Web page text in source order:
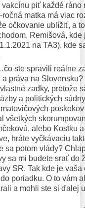
piť každé
matka má viac
očkovanie ublížiť, a
Remišová,
na TA3), kde
ste spravili reálne
práva na
zadky, pretože
a politických
všetkých
alebo Kostku
hráte vyčkávaciu
sa potom vlády?
sa mi budete srať do
SR. Tak kde je
poriadku. O to vám
a mohli ste si ďalej